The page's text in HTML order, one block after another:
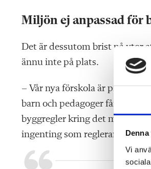
Vi
Miljön ej anpassad för
Det är dessutom brist på ytor
ännu inte på plats.
– Vår nya förskola är på
barn och pedagoger får ta
byggregler kring det mesta,
ingenting som reglerar